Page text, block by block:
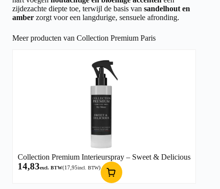
zijdezachte diepte toe, terwijl de basis van sandelhout en
amber zorgt voor een langdurige, sensuele afronding.
Meer producten van Collection Premium Paris
Collection Premium Interieurspray – Sweet & Delicious
14,83excl. BTW(17,95incl. BTW)